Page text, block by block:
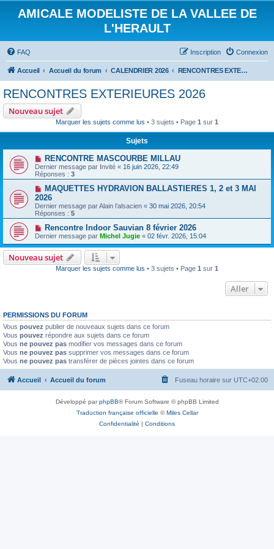
AMICALE MODELISTE DE LA VALLEE DE
L'HERAULT
FAQ Connexion
Inscription
Accueil Accueil du forum CALENDRIER 2026 RENCONTRES EXTERIEURES 2026
RENCONTRES EXTERIEURES 2026
Nouveau sujet
Marquer les sujets comme lus • 3 sujets • Page 1 sur 1
Sujets
RENCONTRE MASCOURBE MILLAU
Dernier message par Invité « 16 juin 2026, 22:49
Réponses : 3
MAQUETTES HYDRAVION BALLASTIERES 1, 2 et 3 MAI
2026
Dernier message parAlain l’alsacien « 30 mai 2026, 20:54
Réponses : 5
Rencontre Indoor Sauvian 8 février 2026
Dernier message par Michel Jugie « 02 févr. 2026, 15:04
Nouveau sujet
Marquer les sujets comme lus • 3 sujets • Page 1 sur 1
Aller
PERMISSIONS DU FORUM
Vous pouvez publier de nouveaux sujets dans ce forum
Vous pouvez répondre aux sujets dans ce forum
Vous ne pouvez pas modifier vos messages dans ce forum
Vous ne pouvez pas supprimer vos messages dans ce forum
Vous ne pouvez pas transférer de pièces jointes dans ce forum
Accueil Accueil du forum Fuseau horaire sur UTC+02:00
Développé parphpBB® Forum Software © phpBB Limited
Traduction française officielle ©Miles Cellar
Confidentialité | Conditions